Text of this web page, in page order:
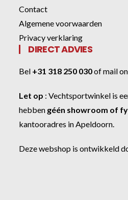
Contact
Algemene voorwaarden
Privacy verklaring
DIRECT ADVIES
Bel +31 318 250 030ofmail
Let op :Vechtsportwinkel is
hebben géén showroom of
kantooradres in Apeldoorn.
Deze webshop is ontwikkeld